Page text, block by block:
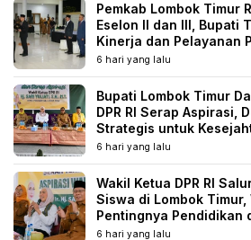
Pemkab Lombok Timur
Eselon II dan III, Bupati
Kinerja dan Pelayanan
6 hari yang lalu
Bupati Lombok Timur
DPR RI Serap Aspirasi,
Strategis untuk
6 hari yang lalu
Wakil Ketua DPR RI
Siswa di Lombok Timur,
Pentingnya Pendidikan
Perkawinan Anak
6 hari yang lalu